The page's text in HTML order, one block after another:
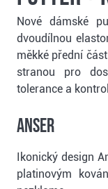
Nové dámské
dvoudílnou
měkké přední
stranou pro
tolerance a
ANSER
Ikonický design
platinovým